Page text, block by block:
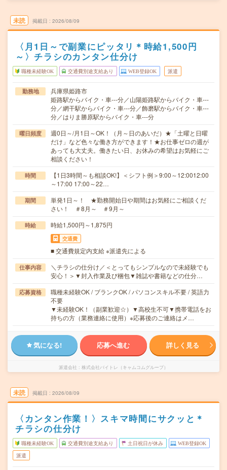
未読 掲載日 2026/08/09
〈月1日～で副業にピッタリ＊時給1,500円
～〉チラシのカンタン仕分け
職種未経験OK 交通費別途支給あり WEB登録OK 派遣
勤務地
兵庫県姫路市
姫路駅からバイク・車---分／山陽姫路駅からバイク・車---
分／網干駅からバイク・車---分／飾磨駅からバイク・車---
分／はりま勝原駅からバイク・車---分
曜日頻度
週0日～/月1日～OK！（月～日のあいだ）★「土曜と日曜
だけ」など色々な働き方ができます！★お仕事ゼロの週が
あっても大丈夫。働きたい日、お休みの希望はお気軽にご
相談ください！
時間
【1日3時間～も相談OK!】＜シフト例＞9:00～12:0012:00
～17:00 17:00～22…
期間
単発1日～！ ★勤務開始日や期間はお気軽にご相談くだ
さい！ ＃8月～ ＃9月～
時給 時給1,500円～1,875円
交通費
■ 交通費規定内支給 ※派遣先による
仕事内容
＼チラシの仕分け／＜とってもシンプルなので未経験でも
安心！＞▼封入作業及び梱包▼雑誌や書籍などの仕分…
応募資格
職種未経験OK / ブランクOK / パソコンスキル不要 / 英語力
不要
▼未経験OK！（副業歓迎☆）▼高校生不可▼携帯電話をお
持ちの方（業務連絡に使用）※応募後のご連絡はメ…
気になる! 応募へ進む 詳しく見る
派遣会社 株式会社バイトレ（キャムコムグループ）
未読 掲載日 2026/08/09
〈カンタン作業！〉スキマ時間にサクッと＊
チラシの仕分け
職種未経験OK 交通費別途支給あり 土日祝日が休み WEB登録OK
派遣